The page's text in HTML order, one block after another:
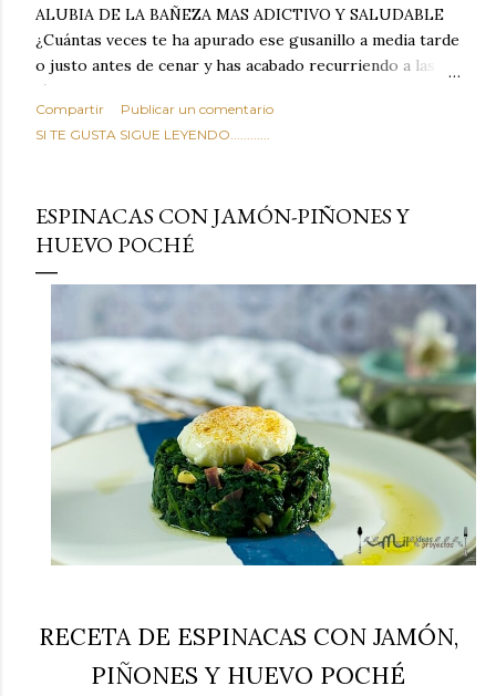
ALUBIA DE LA BAÑEZA MAS ADICTIVO Y SALUDABLE
¿Cuántas veces te ha apurado ese gusanillo a media tarde
o justo antes de cenar y has acabado recurriendo a las
típicas patatas de bolsa, frutos secos fritos o snacks
ultraprocesados llenos de grasas saturadas y sodio?
Todos hemos estado ahí. Sin embargo, cuidarse no tiene
satisface. Estas alubias crujientes al horno van a cambiar
por completo tu forma de ver las legumbres. Olvídate de
asociar las alubias únicamente a los guisos tradicionales y
copiosos de invierno. Con esta receta simple pero
revolucionaria, transformaremos un ingrediente tan
humilde como la alubia de La Bañeza en un snack ligero,
dorado, cargado de proteína y 100% natural. Es el
sustituto perfecto a los frutos se...
Compartir
Publicar un comentario
SI TE GUSTA SIGUE LEYENDO............
ESPINACAS CON JAMÓN-PIÑONES Y
HUEVO POCHÉ
RECETA DE ESPINACAS CON JAMÓN,
PIÑONES Y HUEVO POCHÉ